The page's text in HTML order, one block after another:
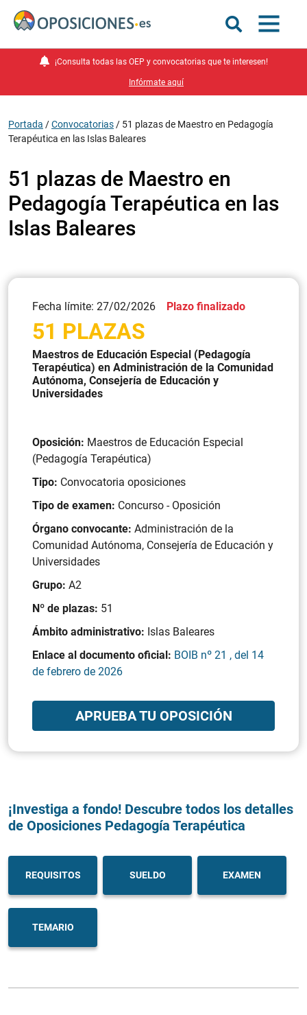
¡Consulta todas las OEP y convocatorias que te interesen!
Infórmate aquí
Portada /Convocatorias / 51 plazas de Maestro en Pedagogía
Terapéutica en las Islas Baleares
51 plazas de Maestro en
Pedagogía Terapéutica en las
Islas Baleares
Fecha límite: 27/02/2026 Plazo finalizado
51 PLAZAS
Maestros de Educación Especial (Pedagogía
Terapéutica) en Administración de la Comunidad
Autónoma, Consejería de Educación y
Universidades
Oposición: Maestros de Educación Especial
(Pedagogía Terapéutica)
Tipo: Convocatoria oposiciones
Tipo de examen: Concurso - Oposición
Órgano convocante: Administración de la
Comunidad Autónoma, Consejería de Educación y
Universidades
Grupo: A2
Nº de plazas: 51
Ámbito administrativo: Islas Baleares
Enlace al documento oficial: BOIB nº 21 , del 14
de febrero de 2026
APRUEBA TU OPOSICIÓN
¡Investiga a fondo! Descubre todos los detalles
de Oposiciones Pedagogía Terapéutica
REQUISITOS SUELDO EXAMEN
TEMARIO